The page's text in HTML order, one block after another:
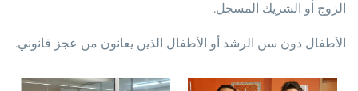
الزوج أو الشريك المسجل.
الأطفال دون سن الرشد أو الأطفال الذين يعانون من عجز قانوني.